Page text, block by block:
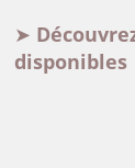
➤
disponibles